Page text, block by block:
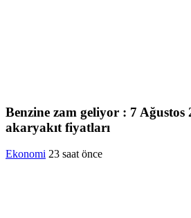
Benzine zam geliyor : 7 Ağustos
akaryakıt fiyatları
Ekonomi 23 saat önce